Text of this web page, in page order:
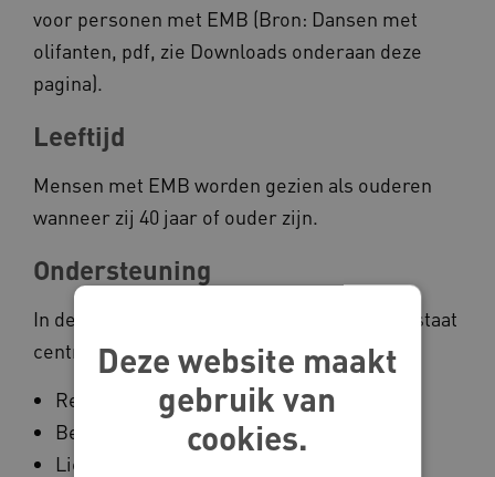
voor personen met EMB (Bron: Dansen met
olifanten, pdf, zie Downloads onderaan deze
pagina).
Leeftijd
Mensen met EMB worden gezien als ouderen
wanneer zij 40 jaar of ouder zijn.
Ondersteuning
In de ondersteuning van ouderen met EMB staat
centraal:
Respecteren van hun leven en eigenheid
Belevingsgerichte ondersteuning
Lichamelijk welbevinden
Deze website maakt
gebruik van
cookies.